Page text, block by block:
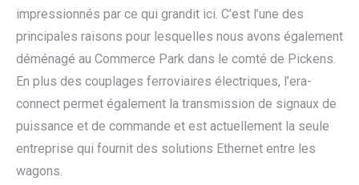
impressionnés par ce qui grandit ici. C’est l’une des
principales raisons pour lesquelles nous avons également
déménagé au Commerce Park dans le comté de Pickens.
En plus des couplages ferroviaires électriques, l’era-
connect permet également la transmission de signaux de
puissance et de commande et est actuellement la seule
entreprise qui fournit des solutions Ethernet entre les
wagons.